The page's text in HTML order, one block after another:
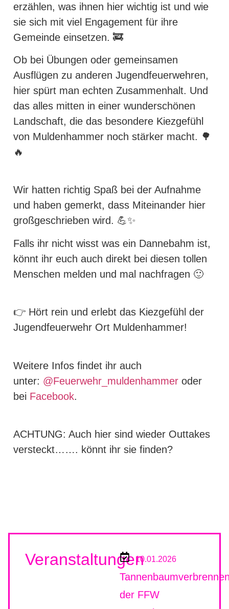
erzählen, was ihnen hier wichtig ist und wie
sie sich mit viel Engagement für ihre
Gemeinde einsetzen. 🚒
Ob bei Übungen oder gemeinsamen
Ausflügen zu anderen Jugendfeuerwehren,
hier spürt man echten Zusammenhalt. Und
das alles mitten in einer wunderschönen
Landschaft, die das besondere Kiezgefühl
von Muldenhammer noch stärker macht. 🌳
🔥
Wir hatten richtig Spaß bei der Aufnahme
und haben gemerkt, dass Miteinander hier
großgeschrieben wird. 💪✨
Falls ihr nicht wisst was ein Dannebahm ist,
könnt ihr euch auch direkt bei diesen tollen
Menschen melden und mal nachfragen 🙂
👉 Hört rein und erlebt das Kiezgefühl der
Jugendfeuerwehr Ort Muldenhammer!
Weitere Infos findet ihr auch
unter: @Feuerwehr_muldenhammer oder
bei Facebook.
ACHTUNG: Auch hier sind wieder Outtakes
versteckt……. könnt ihr sie finden?
Veranstaltungen10.01.2026
der FFW